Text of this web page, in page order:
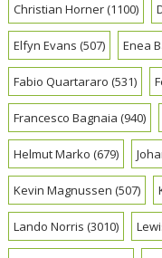
Christian Horner(1100)
Elfyn Evans (507) Enea
Fabio Quartararo (531)
Francesco Bagnaia (940)
Helmut Marko (679)
Kevin Magnussen (507)
Lando Norris (3010)